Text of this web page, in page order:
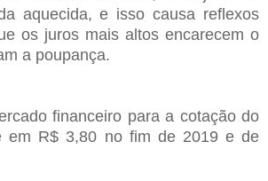
aquecida, e isso causa reflexos
os juros mais altos encarecem o
a poupança.
financeiro para a cotação do
em R$ 3,80 no fim de 2019 e de